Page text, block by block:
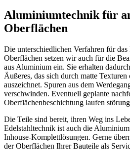
Aluminiumtechnik für
Oberflächen
Die unterschiedlichen Verfahren für
Oberflächen setzen wir auch für die
aus Aluminium ein. Sie erhalten
Äußeres, das sich durch matte
auszeichnet. Spuren aus dem
verschwinden. Eventuell geplante
Oberflächenbeschichtung laufen
Die Teile sind bereit, ihren Weg ins
Edelstahltechnik ist auch die
Inhouse-Komplettlösungen. Gerne
der Oberflächen Ihrer Bauteile als